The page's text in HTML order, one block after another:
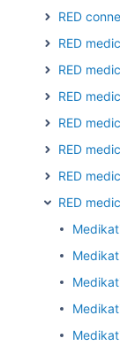
RED
RED
RED
RED
RED
RED
RED
RED